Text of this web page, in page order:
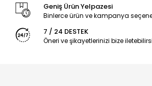
Geniş Ürün Yelpazesi
Binlerce ürün ve kampanya
7 / 24 DESTEK
Öneri ve şikayetlerinizi bize